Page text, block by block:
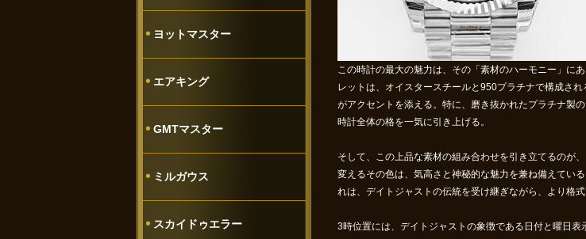
ヨットマスター
エアキング
GMTマスター
ミルガウス
スカイドゥエラー
この時計の最大の魅力は、その「素材のハーモニー」に
レットは、オイスタースチールと950プラチナで構成され
がアクセントを添える。特に、磨き抜かれたプラチナ製
時計全体の格を一気に引き上げる。
そして、この上品な素材の組み合わせを引き立てるのが
変えるその色は、気高さと神秘的な魅力を兼ね備えてい
れは、デイトジャストの伝統を受け継ぎながら、より格
3時位置には、デイトジャストの象徴である日付と曜日表